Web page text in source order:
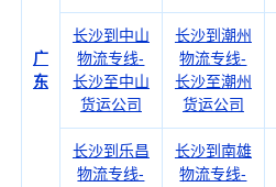
广
东
长沙到中山
物流专线-
长沙至中山
货运公司
长沙到潮州
物流专线-
长沙至潮州
货运公司
长沙到乐昌
物流专线-
长沙到南雄
物流专线-